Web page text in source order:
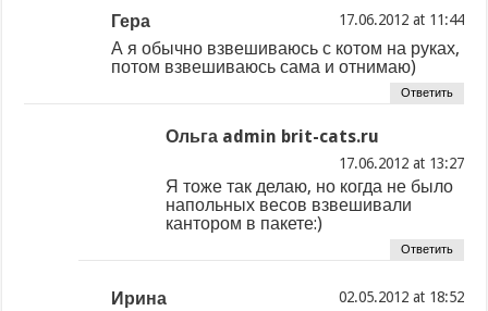
Гера at
А я обычно взвешиваюсь с котом на руках,
потом взвешиваюсь сама и отнимаю)
Ответить
Ольга admin brit-cats.ru
at
Я тоже так делаю, но когда не было
напольных весов взвешивали
кантором в пакете:)
Ответить
Ирина at